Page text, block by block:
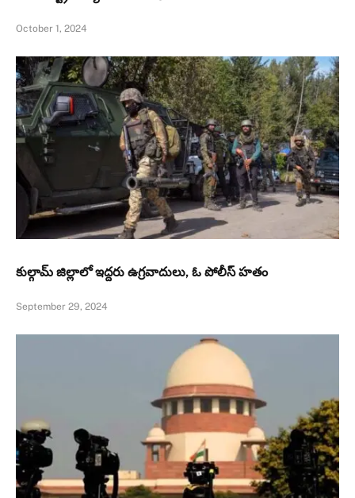
October 1, 2024
కుల్గామ్‌ జిల్లాలో ఇద్దరు ఉగ్రవాదులు, ఓ పోలీస్ హతం
September 29, 2024